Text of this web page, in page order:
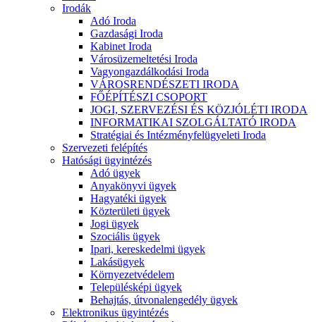
Irodák
Adó Iroda
Gazdasági Iroda
Kabinet Iroda
Városüzemeltetési Iroda
Vagyongazdálkodási Iroda
VÁROSRENDÉSZETI IRODA
FŐÉPÍTÉSZI CSOPORT
JOGI, SZERVEZÉSI ÉS KÖZJÓLÉTI IRODA
INFORMATIKAI SZOLGÁLTATÓ IRODA
Stratégiai és Intézményfelügyeleti Iroda
Szervezeti felépítés
Hatósági ügyintézés
Adó ügyek
Anyakönyvi ügyek
Hagyatéki ügyek
Közterületi ügyek
Jogi ügyek
Szociális ügyek
Ipari, kereskedelmi ügyek
Lakásügyek
Környezetvédelem
Településképi ügyek
Behajtás, útvonalengedély ügyek
Elektronikus ügyintézés